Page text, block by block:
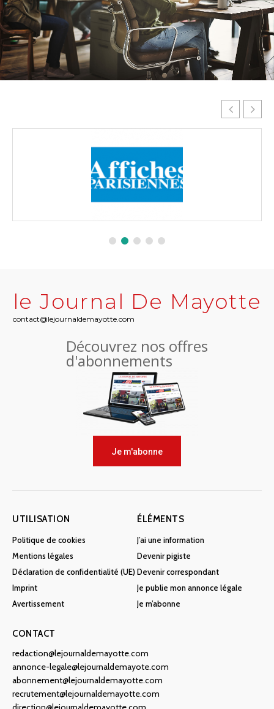
le Journal De Mayotte
contact@lejournaldemayotte.com
Découvrez nos offres
d'abonnements
Je m'abonne
UTILISATION
Politique de cookies
Mentions légales
Déclaration de confidentialité (UE)
Imprint
Avertissement
ÉLÉMENTS
J’ai une information
Devenir pigiste
Devenir correspondant
Je publie mon annonce légale
Je m’abonne
CONTACT
redaction@lejournaldemayotte.com
annonce-legale@lejournaldemayote.com
abonnement@lejournaldemayotte.com
recrutement@lejournaldemayotte.com